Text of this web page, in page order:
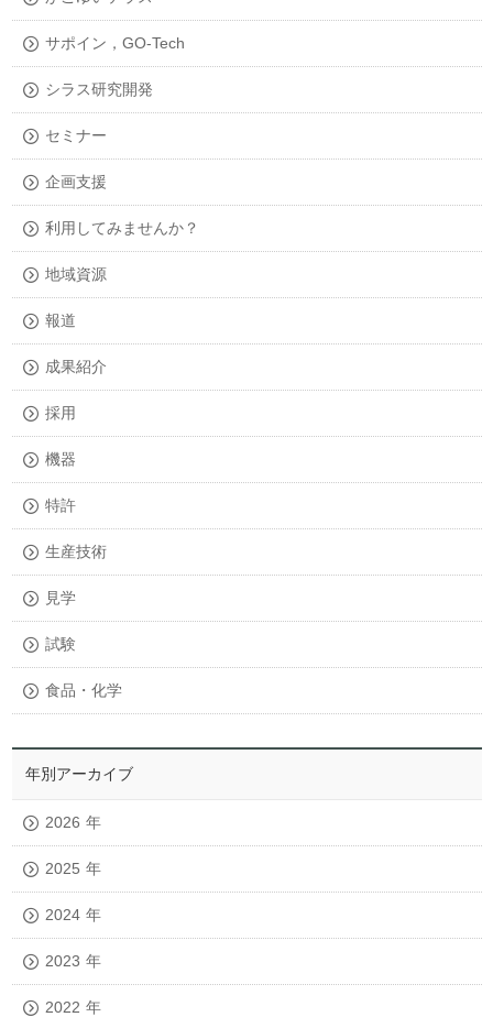
サポイン，GO-Tech
シラス研究開発
セミナー
企画支援
利用してみませんか？
地域資源
報道
成果紹介
採用
機器
特許
生産技術
見学
試験
食品・化学
年別アーカイブ
2026 年
2025 年
2024 年
2023 年
2022 年